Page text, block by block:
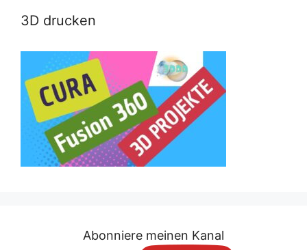
3D drucken
Abonniere meinen Kanal